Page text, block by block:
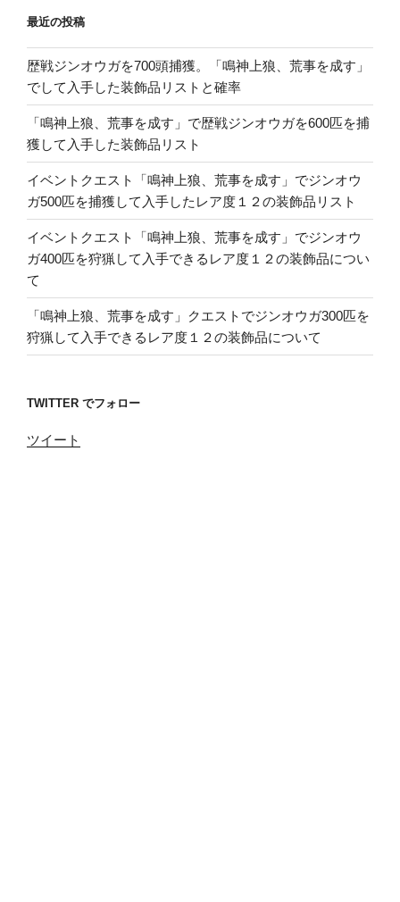
最近の投稿
歴戦ジンオウガを700頭捕獲。「鳴神上狼、荒事を成す」
でして入手した装飾品リストと確率
「鳴神上狼、荒事を成す」で歴戦ジンオウガを600匹を捕
獲して入手した装飾品リスト
イベントクエスト「鳴神上狼、荒事を成す」でジンオウ
ガ500匹を捕獲して入手したレア度１２の装飾品リスト
イベントクエスト「鳴神上狼、荒事を成す」でジンオウ
ガ400匹を狩猟して入手できるレア度１２の装飾品につい
て
「鳴神上狼、荒事を成す」クエストでジンオウガ300匹を
狩猟して入手できるレア度１２の装飾品について
TWITTER でフォロー
ツイート